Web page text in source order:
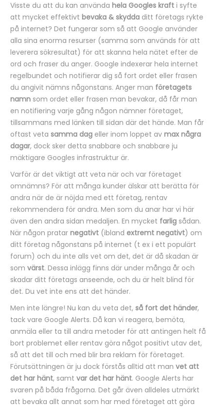
B
e
s
k
r
i
v
n
i
n
g
Visste du att du kan använda hela Googles kraft i syfte
att mycket effektivt bevaka & skydda ditt företags rykte
på internet? Det fungerar som så att Google använder
alla sina enorma resurser (samma som används för att
leverera sökresultat) för att skanna hela nätet efter de
ord och fraser du anger. Google indexerar hela internet
regelbundet och notifierar dig så fort ordet eller frasen
du angivit nämns någonstans. Anger man företagets
namn som ordet eller frasen man bevakar, då får man
en notifiering varje gång någon nämner företaget,
tillsammans med länken till sidan där det hände. Man får
oftast veta samma dag eller inom loppet av max några
dagar, dock sker detta snabbare och snabbare ju
mäktigare Googles infrastruktur är.
Varför är det viktigt att veta när och var företaget
omnämns? För att många kunder älskar att berätta för
andra när de är nöjda med ett företag, rentav
rekommendera för andra. Men som du anar har vi här
även den andra sidan medaljen. En mycket farlig sådan.
När någon pratar negativt (ibland extremt negativt) om
ditt företag någonstans på internet (t ex i ett populärt
forum) och du inte alls vet om det, det är då skadan är
som värst. Dessa inlägg finns där under många år och
skadar ditt företags anseende, och du är helt blind för
det. Du vet inte ens att det händer.
Men inte längre! Nu kan du veta det, så fort det händer,
tack vare Google Alerts. Då kan vi reagera, bemöta,
anmäla eller ta till andra metoder för att antingen helt få
bort problemet eller rentav göra något positivt utav det,
så att det till och med blir bra reklam för företaget.
Förutsättningen är ju dock förstås alltid att man vet att
det har hänt, samt var det har hänt. Google Alerts har
svaren på båda frågorna. Det går även alldeles utmärkt
att bevaka allt annat som har med företaget att göra